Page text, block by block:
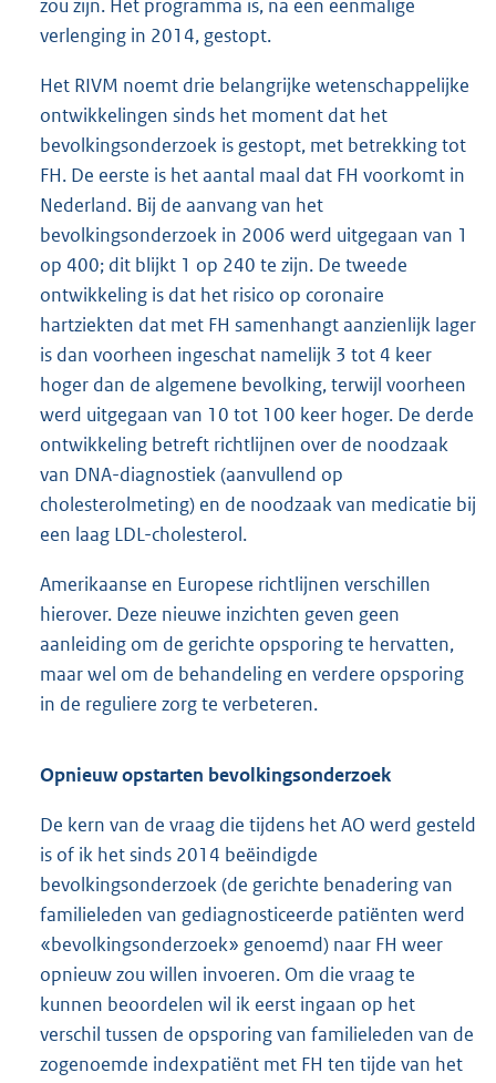
zou zijn. Het programma is, na een eenmalige
verlenging in 2014, gestopt.
Het RIVM noemt drie belangrijke wetenschappelijke
ontwikkelingen sinds het moment dat het
bevolkingsonderzoek is gestopt, met betrekking tot
FH. De eerste is het aantal maal dat FH voorkomt in
Nederland. Bij de aanvang van het
bevolkingsonderzoek in 2006 werd uitgegaan van 1
op 400; dit blijkt 1 op 240 te zijn. De tweede
ontwikkeling is dat het risico op coronaire
hartziekten dat met FH samenhangt aanzienlijk lager
is dan voorheen ingeschat namelijk 3 tot 4 keer
hoger dan de algemene bevolking, terwijl voorheen
werd uitgegaan van 10 tot 100 keer hoger. De derde
ontwikkeling betreft richtlijnen over de noodzaak
van DNA-diagnostiek (aanvullend op
cholesterolmeting) en de noodzaak van medicatie bij
een laag LDL-cholesterol.
Amerikaanse en Europese richtlijnen verschillen
hierover. Deze nieuwe inzichten geven geen
aanleiding om de gerichte opsporing te hervatten,
maar wel om de behandeling en verdere opsporing
in de reguliere zorg te verbeteren.
Opnieuw opstarten bevolkingsonderzoek
De kern van de vraag die tijdens het AO werd gesteld
is of ik het sinds 2014 beëindigde
bevolkingsonderzoek (de gerichte benadering van
familieleden van gediagnosticeerde patiënten werd
«bevolkingsonderzoek» genoemd) naar FH weer
opnieuw zou willen invoeren. Om die vraag te
kunnen beoordelen wil ik eerst ingaan op het
verschil tussen de opsporing van familieleden van de
zogenoemde indexpatiënt met FH ten tijde van het